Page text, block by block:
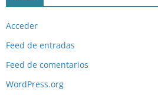
Acceder
Feed de entradas
Feed de comentarios
WordPress.org